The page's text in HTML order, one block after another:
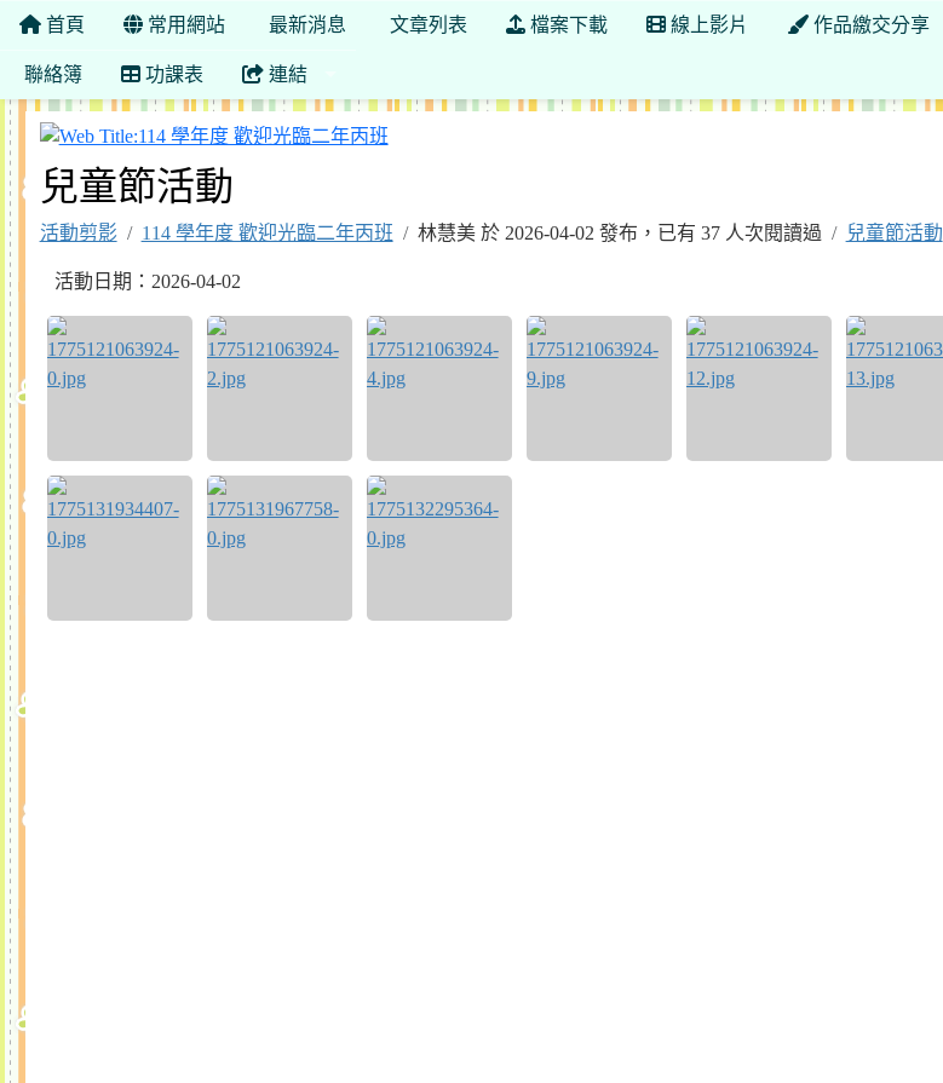
首頁 常用網站 最新消息 文章列表 檔案下載 線上影片 作品繳交分享
聯絡簿 功課表 連結
114 學年度 歡迎光臨二年丙班
兒童節活動
活動剪影 114 學年度 歡迎光臨二年丙班 林慧美 於 2026-04-02 發布，已有 37 人次閱讀過 兒童節活動
活動日期：2026-04-02